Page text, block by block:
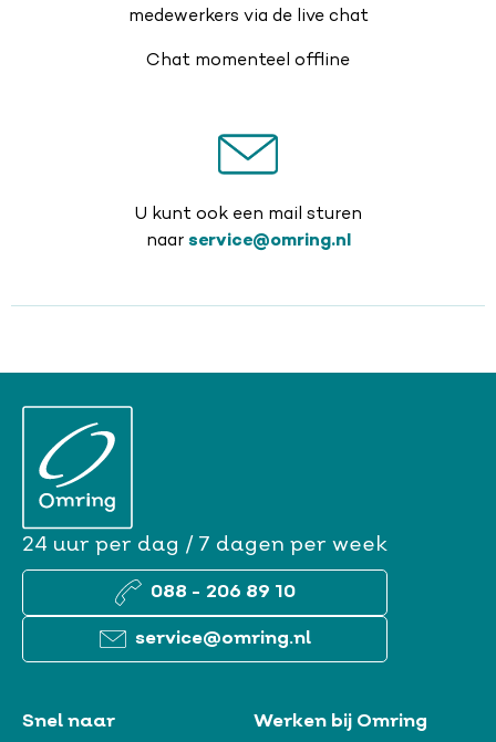
medewerkers via de live chat
Chat momenteel offline
U kunt ook een mail sturen
naar service@omring.nl
24 uur per dag / 7 dagen per week
088 - 206 89 10
service@omring.nl
Snel naar Werken bij Omring